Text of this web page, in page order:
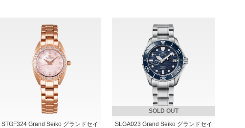
STGF324 Grand Seiko グランドセイ
SOLD OUT
SLGA023 Grand Seiko グランドセイ